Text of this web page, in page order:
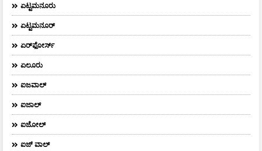
ಏಟ್ಟಮನೂರು
ಏಟ್ಟಮನೂರ್
ಏರ್‌ಫೋರ್ಸ್‌
ಏಲೂರು
ಐಜವಾಲ್
ಐಜಾಲ್
ಐಜೋಲ್
ಐಜ್ ವಾಲ್